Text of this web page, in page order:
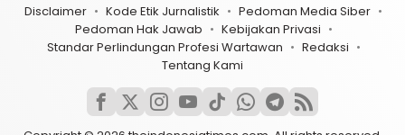
Disclaimer
Kode Etik Jurnalistik
Pedoman Media Siber
Pedoman Hak Jawab
Kebijakan Privasi
Standar Perlindungan Profesi Wartawan
Redaksi
Tentang Kami